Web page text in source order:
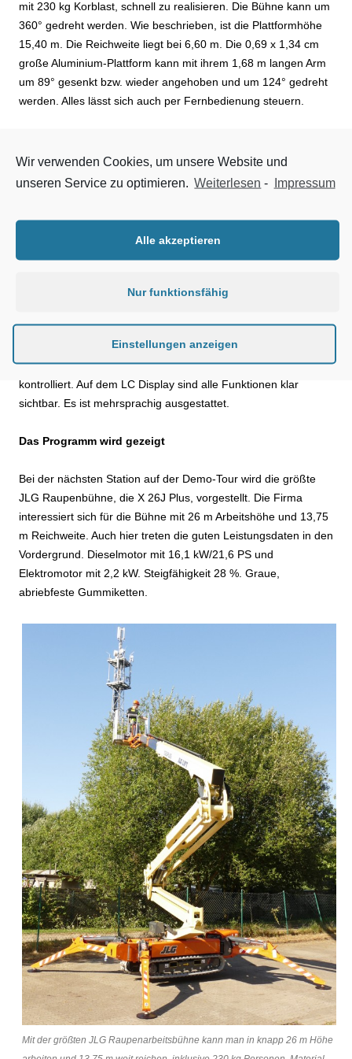
mit 230 kg Korblast, schnell zu realisieren. Die Bühne kann um
360° gedreht werden. Wie beschrieben, ist die Plattformhöhe
15,40 m. Die Reichweite liegt bei 6,60 m. Die 0,69 x 1,34 cm
große Aluminium-Plattform kann mit ihrem 1,68 m langen Arm
um 89° gesenkt bzw. wieder angehoben und um 124° gedreht
werden. Alles lässt sich auch per Fernbedienung steuern.
Das Raupenfahrwerk ist mit einer track drive-Funktion
wichtig. So sorgen die mit Gummiprofilen ausgerüsteten
für Standsicherheit. Falls die Neigung der Bühne zu groß wird,
schaltet sich das Gerät automatisch ab. Alle Funktionen wie
Elektrik, Hydraulik, Hydraulikdruck u. a. werden permanent
kontrolliert. Auf dem LC Display sind alle Funktionen klar
sichtbar. Es ist mehrsprachig ausgestattet.
Das Programm wird gezeigt
Bei der nächsten Station auf der Demo-Tour wird die größte
JLG Raupenbühne, die X 26J Plus, vorgestellt. Die Firma
interessiert sich für die Bühne mit 26 m Arbeitshöhe und 13,75
m Reichweite. Auch hier treten die guten Leistungsdaten in den
Vordergrund. Dieselmotor mit 16,1 kW/21,6 PS und
Elektromotor mit 2,2 kW. Steigfähigkeit 28 %. Graue,
abriebfeste Gummiketten.
Mit der größten JLG Raupenarbeitsbühne kann man in knapp 26 m Höhe
Wir verwenden Cookies, um unsere Website und
unseren Service zu optimieren. Weiterlesen - Impressum
Alle akzeptieren
Nur funktionsfähig
Einstellungen anzeigen